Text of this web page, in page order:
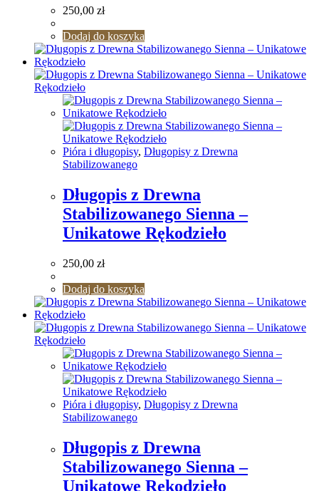
250,00 zł
Dodaj do koszyka
Pióra i długopisy, Długopisy z Drewna
Stabilizowanego
Długopis z Drewna
Stabilizowanego Sienna –
Unikatowe Rękodzieło
250,00 zł
Dodaj do koszyka
Pióra i długopisy, Długopisy z Drewna
Stabilizowanego
Długopis z Drewna
Stabilizowanego Sienna –
Unikatowe Rękodzieło